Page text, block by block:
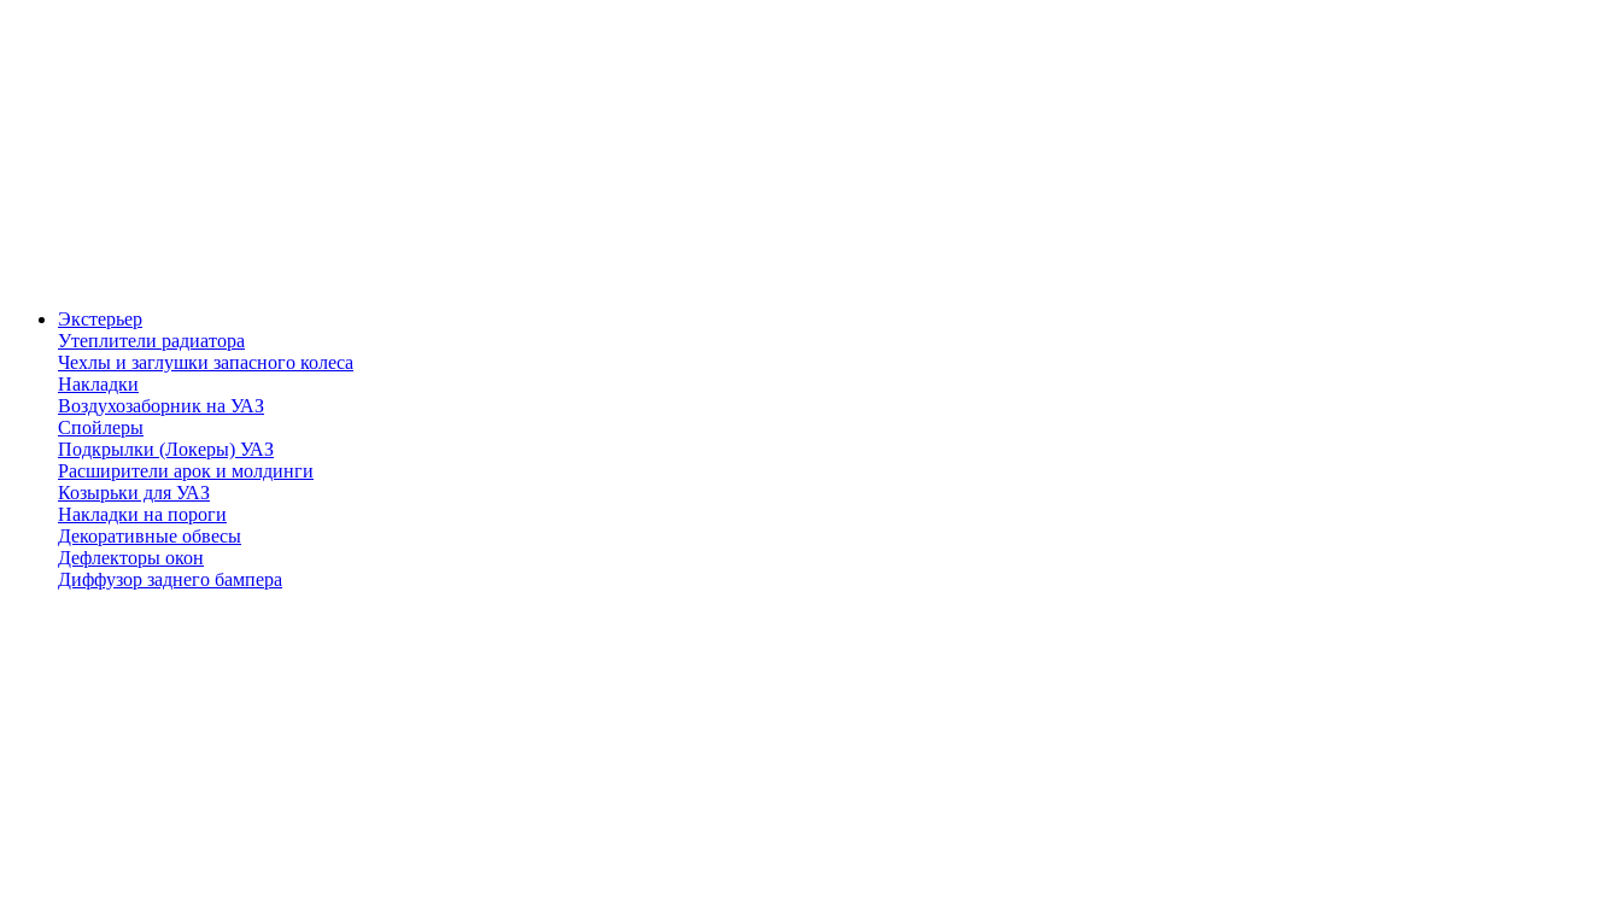
Экстерьер
Утеплители радиатора
Чехлы и заглушки запасного колеса
Накладки
Воздухозаборник на УАЗ
Спойлеры
Подкрылки (Локеры) УАЗ
Расширители арок и молдинги
Козырьки для УАЗ
Накладки на пороги
Декоративные обвесы
Дефлекторы окон
Диффузор заднего бампера